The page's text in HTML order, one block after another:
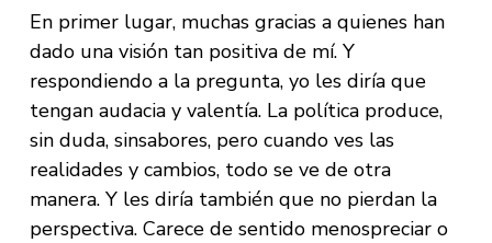
En primer lugar, muchas gracias a quienes han
dado una visión tan positiva de mí. Y
respondiendo a la pregunta, yo les diría que
tengan audacia y valentía. La política produce,
sin duda, sinsabores, pero cuando ves las
realidades y cambios, todo se ve de otra
manera. Y les diría también que no pierdan la
perspectiva. Carece de sentido menospreciar o